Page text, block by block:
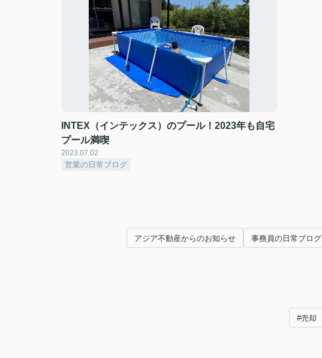
INTEX（インテックス）のプール！2023年も自宅
プール満喫
2023.07.02
営業の日常ブログ
アジア不動産からのお知らせ 事務員の日常ブログ
#売却